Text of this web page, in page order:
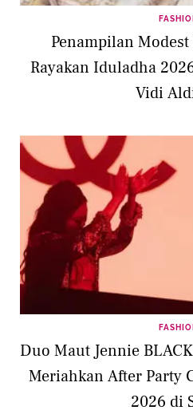
Penampilan
Rayakan Iduladha
Vidi
Duo Maut Jennie
Meriahkan After Party
2026 di